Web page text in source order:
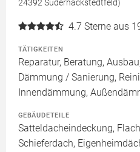
24392 Süderhackstedtfeld)
4.7 Sterne aus
TÄTIGKEITEN
Reparatur, Beratung,
Dämmung / Sanierung,
Innendämmung,
GEBÄUDETEILE
Satteldacheindeckung,
Schieferdach,